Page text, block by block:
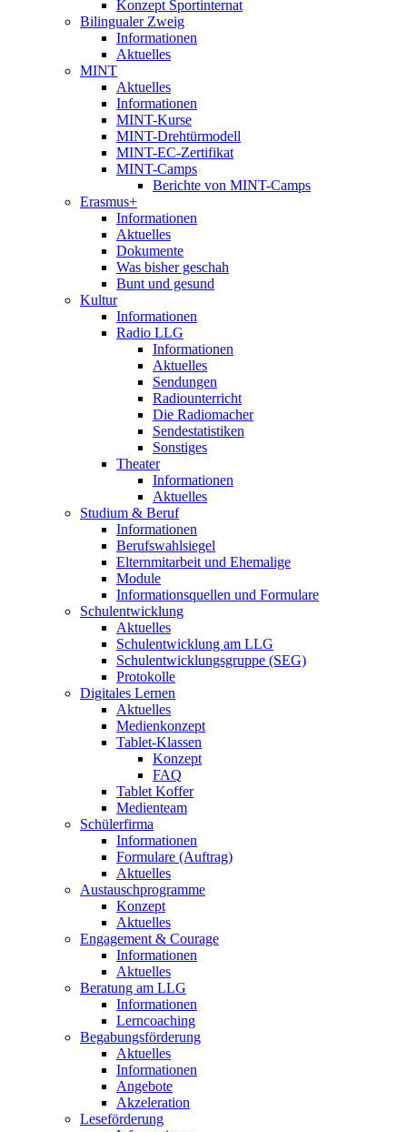
Konzept Sportinternat
Bilingualer Zweig
Informationen
Aktuelles
MINT
Aktuelles
Informationen
MINT-Kurse
MINT-Drehtürmodell
MINT-EC-Zertifikat
MINT-Camps
Berichte von MINT-Camps
Erasmus+
Informationen
Aktuelles
Dokumente
Was bisher geschah
Bunt und gesund
Kultur
Informationen
Radio LLG
Informationen
Aktuelles
Sendungen
Radiounterricht
Die Radiomacher
Sendestatistiken
Sonstiges
Theater
Informationen
Aktuelles
Studium & Beruf
Informationen
Berufswahlsiegel
Elternmitarbeit und Ehemalige
Module
Informationsquellen und Formulare
Schulentwicklung
Aktuelles
Schulentwicklung am LLG
Schulentwicklungsgruppe (SEG)
Protokolle
Digitales Lernen
Aktuelles
Medienkonzept
Tablet-Klassen
Konzept
FAQ
Tablet Koffer
Medienteam
Schülerfirma
Informationen
Formulare (Auftrag)
Aktuelles
Austauschprogramme
Konzept
Aktuelles
Engagement & Courage
Informationen
Aktuelles
Beratung am LLG
Informationen
Lerncoaching
Begabungsförderung
Aktuelles
Informationen
Angebote
Akzeleration
Leseförderung